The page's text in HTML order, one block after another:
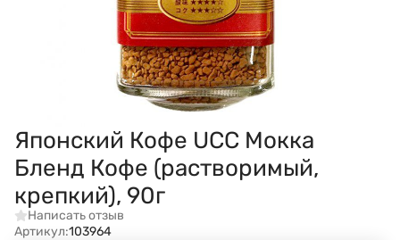
Японский Кофе UCC Мокка
Бленд Кофе (растворимый,
крепкий), 90г
Написать отзыв
Артикул:103964